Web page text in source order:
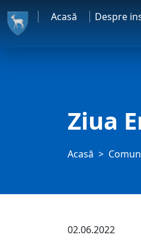
Acasă Despre
Ziua
Acasă
02.06.2022